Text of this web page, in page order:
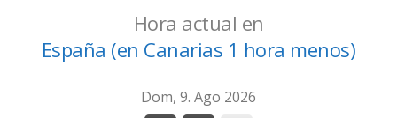
Hora actual en
España (en Canarias 1 hora menos)